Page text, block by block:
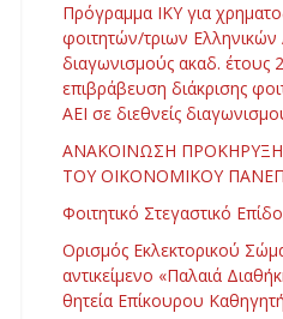
Πρόγραμμα ΙΚΥ για
φοιτητών/τριων Ελληνικών
διαγωνισμούς ακαδ. έτους
επιβράβευση διάκρισης
ΑΕΙ σε διεθνείς
ΑΝΑΚΟΙΝΩΣΗ
ΤΟΥ ΟΙΚΟΝΟΜΙΚΟΥ
Φοιτητικό Στεγαστικό
Ορισμός Εκλεκτορικού
αντικείμενο «Παλαιά
θητεία Επίκουρου